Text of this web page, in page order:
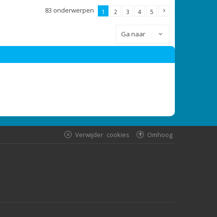
83 onderwerpen 1 2 3 4 5
Ga naar
Omhoog
Verwijder cookies